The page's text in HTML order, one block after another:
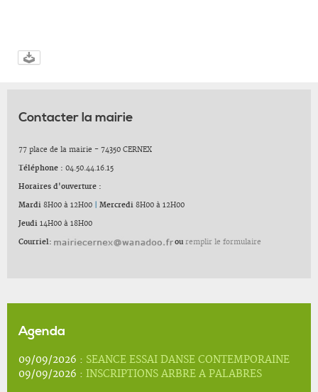
Contacter la mairie
77 place de la mairie - 74350 CERNEX
Téléphone : 04.50.44.16.15
Horaires d'ouverture :
Mardi 8H00 à 12H00 Mercredi 8H00 à 12H00
Jeudi 14H00 à 18H00
Courriel: ou remplir le formulaire
Agenda
09/09/2026 : SEANCE ESSAI DANSE CONTEMPORAINE
09/09/2026 : INSCRIPTIONS ARBRE A PALABRES